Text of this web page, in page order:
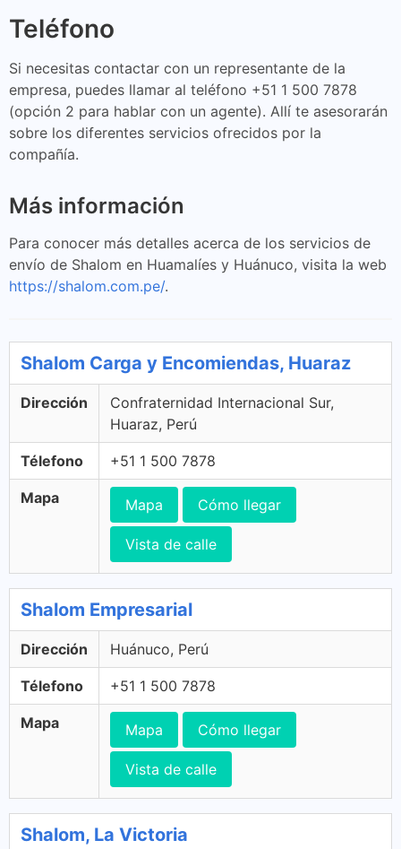
Teléfono
Si necesitas contactar con un representante de la
empresa, puedes llamar al teléfono +51 1 500 7878
(opción 2 para hablar con un agente). Allí te asesorarán
sobre los diferentes servicios ofrecidos por la
compañía.
Más información
Para conocer más detalles acerca de los servicios de
envío de Shalom en Huamalíes y Huánuco, visita la web
https://shalom.com.pe/.
Shalom Carga y Encomiendas, Huaraz
Dirección
Confraternidad Internacional Sur,
Huaraz, Perú
Télefono +51 1 500 7878
Mapa Mapa Cómo llegar
Vista de calle
Shalom Empresarial
Dirección Huánuco, Perú
Télefono +51 1 500 7878
Mapa Mapa Cómo llegar
Vista de calle
Shalom, La Victoria